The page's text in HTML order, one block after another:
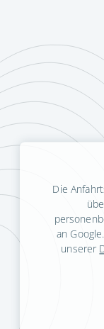
Die
an
unserer